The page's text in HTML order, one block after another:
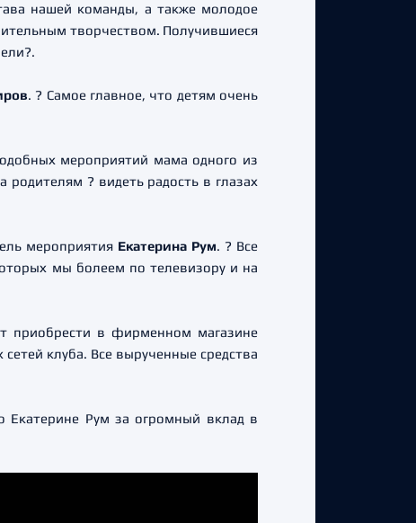
нашей команды, а также молодое
творчеством. Получившиеся
. ? Самое главное, что детям очень
мероприятий мама одного из
? видеть радость в глазах
мероприятия Екатерина Рум. ? Все
мы болеем по телевизору и на
приобрести в фирменном магазине
клуба. Все вырученные средства
Екатерине Рум за огромный вклад в